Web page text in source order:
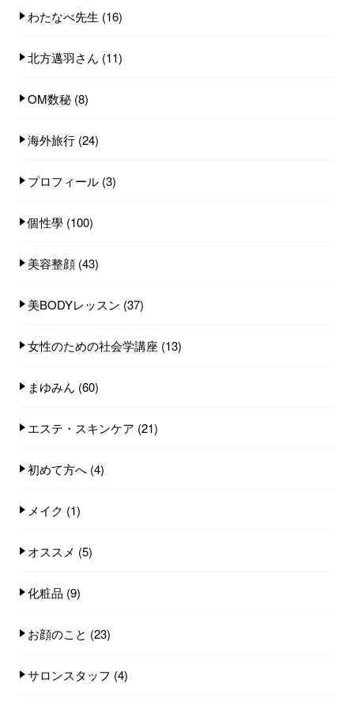
わたなべ先生 (16)
北方邁羽さん (11)
OM数秘 (8)
海外旅行 (24)
プロフィール (3)
個性學 (100)
美容整顔 (43)
美BODYレッスン (37)
女性のための社会学講座 (13)
まゆみん (60)
エステ・スキンケア (21)
初めて方へ (4)
メイク (1)
オススメ (5)
化粧品 (9)
お顔のこと (23)
サロンスタッフ (4)